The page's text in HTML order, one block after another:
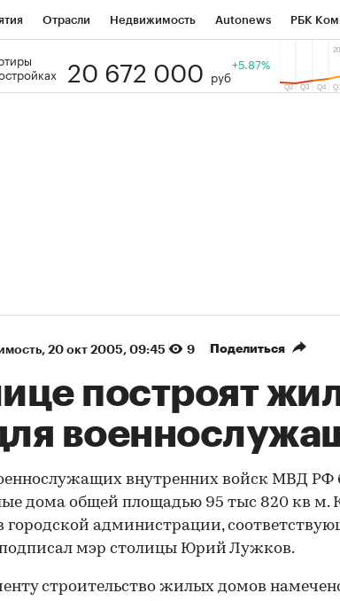
Отрасли Недвижимость Autonews РБК
Образование Тренды
20 672 000 руб
+5.87%
⁠, 20 окт 2005, 09:45 9 Поделиться
построят
внутренних войск МВД РФ
дома общей площадью 95 тыс 820 кв м.
городской администрации,
мэр столицы Юрий Лужков.
строительство жилых домов